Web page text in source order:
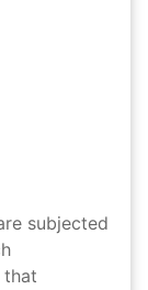
subjected
that